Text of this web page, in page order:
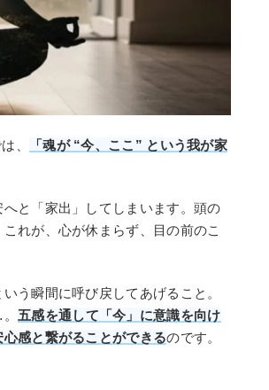
、
「魂が “今、ここ” という我が家
と「家出」してしまいます。頭の
れが、心が休まらず、目の前のこ
う瞬間に呼び戻してあげること。
五感を通して「今」に意識を向け
感と繋がることができるのです。